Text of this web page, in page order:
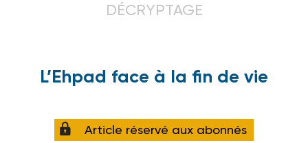
DÉCRYPTAGE
L’Ehpad face à la fin de vie
Article réservé aux abonnés